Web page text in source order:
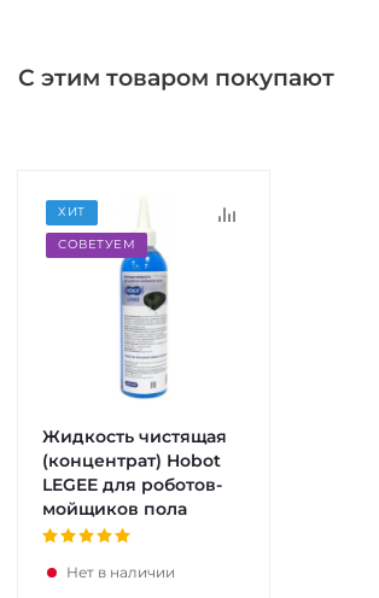
С этим товаром покупают
ХИТ
СОВЕТУЕМ
Жидкость чистящая
(концентрат) Hobot
LEGEE для роботов-
мойщиков пола
Нет в наличии